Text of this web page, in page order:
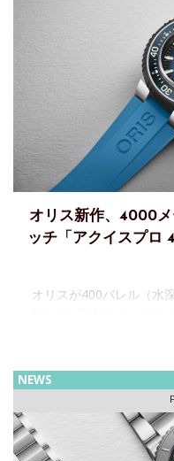
オリス新作、4000
ッチ「アクイスプロ
オリスが400バレル（水
表高度な耐磁性とクロ
NEWS